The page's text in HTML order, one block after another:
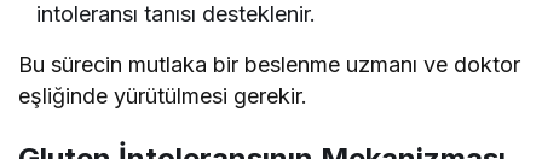
intoleransı tanısı desteklenir.
Bu sürecin mutlaka bir beslenme uzmanı ve doktor
eşliğinde yürütülmesi gerekir.